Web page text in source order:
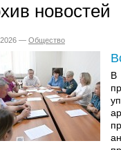
новостей
— Общество
В